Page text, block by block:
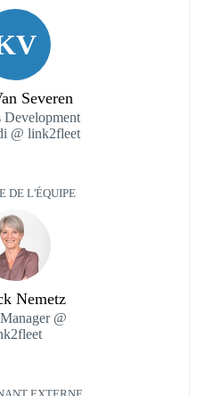
Severen
Development
@ link2fleet
DE L'ÉQUIPE
Nemetz
@